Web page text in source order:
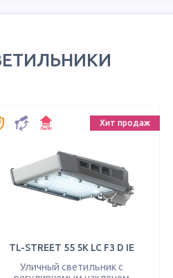
Хит продаж
TL-STREET 55 5K LC F3 D IE
Уличный светильник с